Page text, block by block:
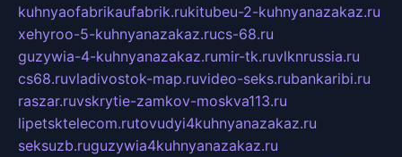
kuhnyaofabrikaufabrik.rukitubeu-2-kuhnyanazakaz.ru
xehyroo-5-kuhnyanazakaz.rucs-68.ru
guzywia-4-kuhnyanazakaz.rumir-tk.ruvlknrussia.ru
cs68.ruvladivostok-map.ruvideo-seks.rubankaribi.ru
raszar.ruvskrytie-zamkov-moskva113.ru
lipetsktelecom.rutovudyi4kuhnyanazakaz.ru
seksuzb.ruguzywia4kuhnyanazakaz.ru